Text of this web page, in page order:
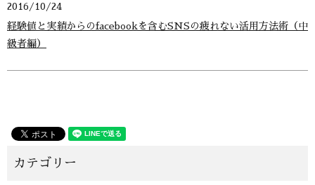
2016/10/24
経験値と実績からのfacebookを含むSNSの疲れない活用方法術（中
級者編）